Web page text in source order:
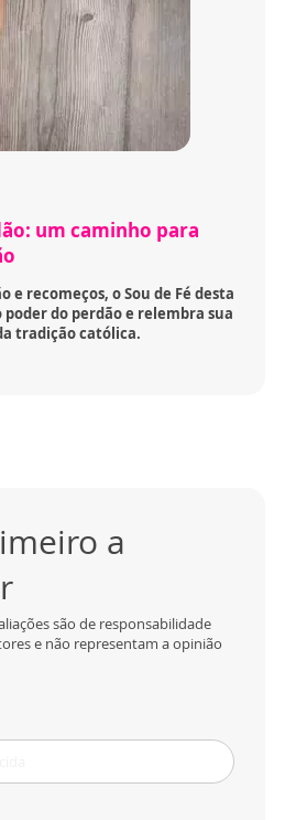
um caminho para
e recomeços, o Sou de Fé desta
do perdão e relembra sua
tradição católica.
a
são de responsabilidade
e não representam a opinião